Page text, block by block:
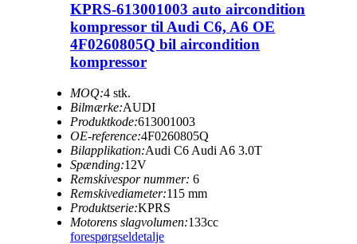
KPRS-613001003 auto aircondition
kompressor til Audi C6, A6 OE
4F0260805Q bil aircondition
kompressor
MOQ:4 stk.
Bilmærke:AUDI
Produktkode:613001003
OE-reference:4F0260805Q
Bilapplikation:Audi C6 Audi A6 3.0T
Spænding:12V
Remskivespor nummer: 6
Remskivediameter:115 mm
Produktserie:KPRS
Motorens slagvolumen:133cc
forespørgseldetalje